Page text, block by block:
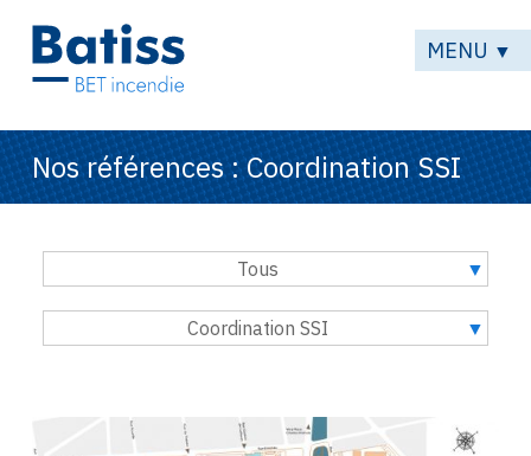
MENU ▼
Nos références : Coordination SSI
Tous
Coordination SSI